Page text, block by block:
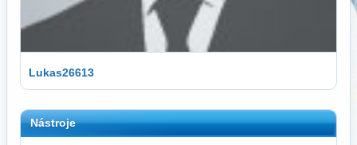
Lukas26613
Nástroje